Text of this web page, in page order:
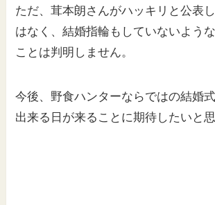
ただ、茸本朗さんがハッキリと公表
はなく、結婚指輪もしていないよう
ことは判明しません。
今後、野食ハンターならではの結婚
出来る日が来ることに期待したいと思